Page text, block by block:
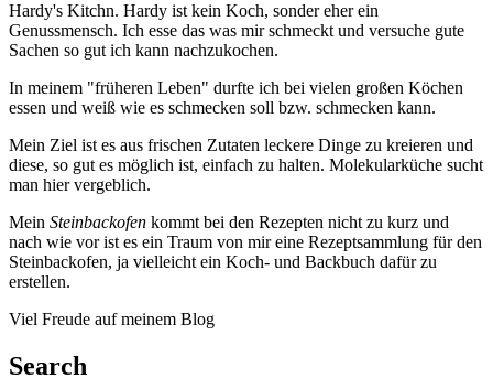
Hardy's Kitchn. Hardy ist kein Koch, sonder eher ein
Genussmensch. Ich esse das was mir schmeckt und versuche gute
Sachen so gut ich kann nachzukochen.
In meinem "früheren Leben" durfte ich bei vielen großen Köchen
essen und weiß wie es schmecken soll bzw. schmecken kann.
Mein Ziel ist es aus frischen Zutaten leckere Dinge zu kreieren und
diese, so gut es möglich ist, einfach zu halten. Molekularküche sucht
man hier vergeblich.
Mein Steinbackofen kommt bei den Rezepten nicht zu kurz und
nach wie vor ist es ein Traum von mir eine Rezeptsammlung für den
Steinbackofen, ja vielleicht ein Koch- und Backbuch dafür zu
erstellen.
Viel Freude auf meinem Blog
Search